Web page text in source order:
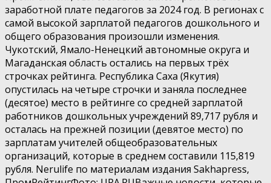
заработной плате педагогов за 2024 год. В регионах с
самой высокой зарплатой педагогов дошкольного и
общего образования произошли изменения.
Чукотский, Ямало-Ненецкий автономные округа и
Магаданская область остались на первых трёх
строчках рейтинга. Республика Саха (Якутия)
опустилась на четыре строчки и заняла последнее
(десятое) место в рейтинге со средней зарплатой
работников дошкольных учреждений 89,717 рубля и
осталась на прежней позиции (девятое место) по
зарплатам учителей общеобразовательных
организаций, которые в среднем составили 115,819
рубля. Nerulife по материалам издания Sakhapress,